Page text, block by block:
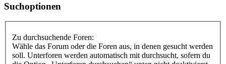
Suchoptionen
Zu durchsuchende Foren:
Wähle das Forum oder die Foren aus, in denen gesucht werden
soll. Unterforen werden automatisch mit durchsucht, sofern du